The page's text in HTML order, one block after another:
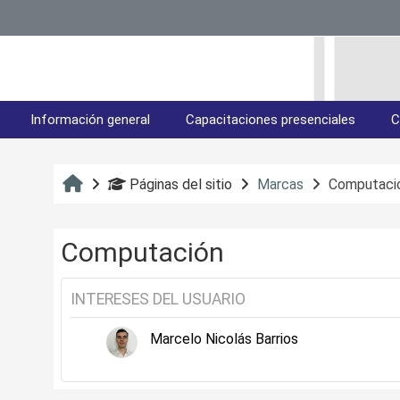
Información general Capacitaciones presenciales
InicioPáginas del sitio Marcas
Computación
INTERESES DEL USUARIO
Marcelo Nicolás Barrios